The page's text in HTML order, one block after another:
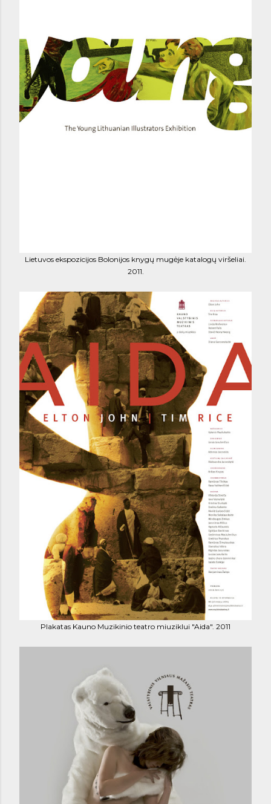
Lietuvos ekspozicijos Bolonijos knygų mugėje katalogų viršeliai.
2011.
Plakatas Kauno Muzikinio teatro miuziklui "Aida". 2011